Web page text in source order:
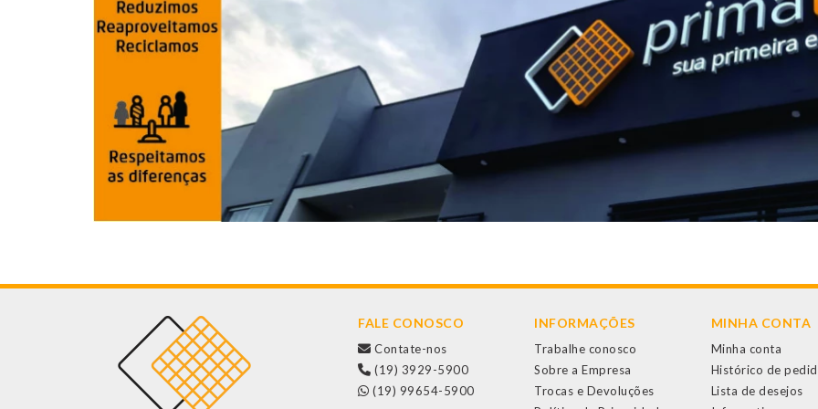
FALE CONOSCO
Contate-nos
(19) 3929-5900
(19) 99654-5900
INFORMAÇÕES
Trabalhe conosco
Sobre a Empresa
Trocas e Devoluções
MINHA CONTA
Minha conta
Histórico de
Lista de desejos